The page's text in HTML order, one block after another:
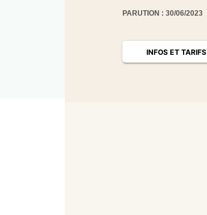
PARUTION : 30/06/2023
INFOS ET TARIFS